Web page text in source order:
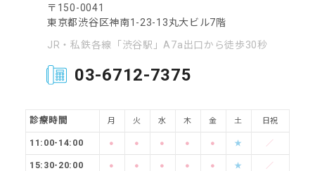
〒150-0041
東京都渋谷区神南1-23-13丸大ビル7階
JR・私鉄各線「渋谷駅」A7a出口から徒歩30秒
03-6712-7375
診療時間 月 火 水 木 金 土 日祝
11:00-14:00 ● ● ● ● ● ★ ／
15:30-20:00 ● ● ● ● ● ★ ／